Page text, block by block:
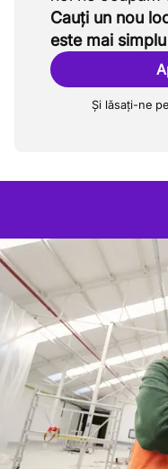
Cauți un nou
este mai
Și lăsați-ne